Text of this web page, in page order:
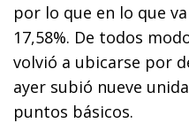
por lo que en lo que
17,58%. De todos
volvió a ubicarse por
ayer subió nueve
puntos básicos.